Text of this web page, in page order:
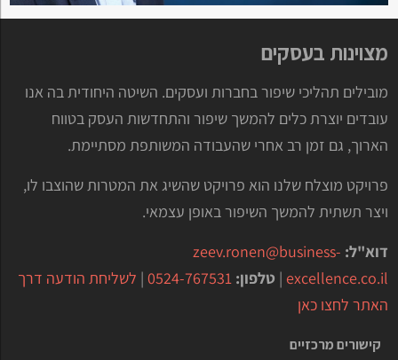
מצוינות בעסקים
מובילים תהליכי שיפור בחברות ועסקים. השיטה היחודית בה אנו
עובדים יוצרת כלים להמשך שיפור והתחדשות העסק בטווח
הארוך, גם זמן רב אחרי שהעבודה המשותפת מסתיימת.
פרויקט מוצלח שלנו הוא פרויקט שהשיג את המטרות שהוצבו לו,
ויצר תשתית להמשך השיפור באופן עצמאי.
דוא"ל: zeev.ronen@business-
excellence.co.il
| טלפון: 0524-767531
| לשליחת הודעה דרך
האתר לחצו כאן
קישורים מרכזיים